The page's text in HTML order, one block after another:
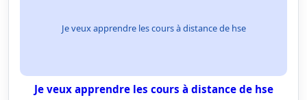
Je veux apprendre les cours à distance de hse
Je veux apprendre les cours à distance de hse